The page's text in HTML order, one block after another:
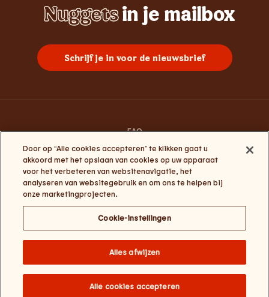
Nuggetsin je mailbox
Schrijf je in voor de nieuwsbrief
FAQ
Algemene gebruiksvoorwaarden
Privacy en cookies
Algemene voorwaarden Click&Collect en My Burger King
Cookie-instellingen
Change website language
Burger Brands Belgium NV : +32 (0) 3 286 18 00 / Ondernemingsnummer:
BKcustomerservice@burgerking.be
Door op “Alle cookies accepteren” te klikken gaat u
akkoord met het opslaan van cookies op uw apparaat
voor het verbeteren van websitenavigatie, het
analyseren van websitegebruik en om ons te helpen bij
onze marketingprojecten.
Cookie-instellingen
Alles afwijzen
Alle cookies accepteren